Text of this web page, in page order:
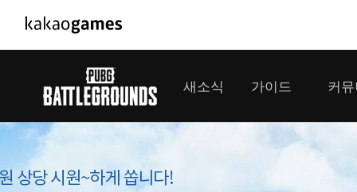
PC/모바일게임
도깨비의세계
아키에이지 워
배틀그라
패스 오브
패스 오브
새소식 가이드 커
플레이